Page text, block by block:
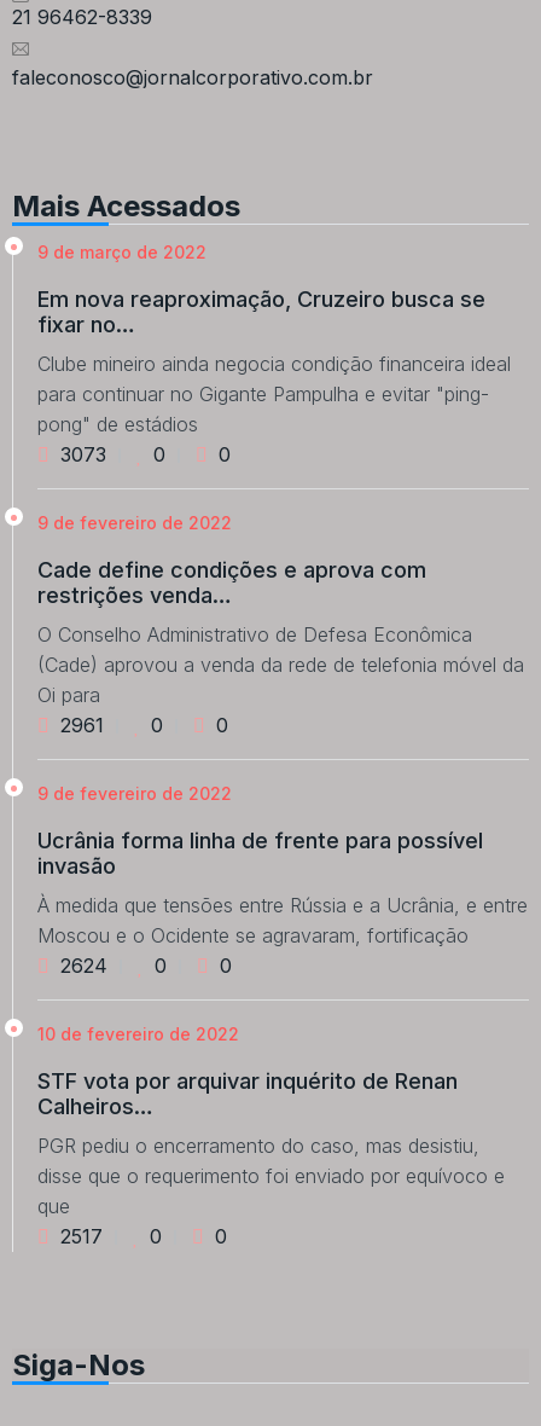
21 96462-8339
faleconosco@jornalcorporativo.com.br
Mais Acessados
9 de março de 2022
Em nova reaproximação, Cruzeiro busca se
fixar no…
Clube mineiro ainda negocia condição financeira ideal
para continuar no Gigante Pampulha e evitar "ping-
pong" de estádios
3073
0 0
9 de fevereiro de 2022
Cade define condições e aprova com
restrições venda…
O Conselho Administrativo de Defesa Econômica
(Cade) aprovou a venda da rede de telefonia móvel da
Oi para
2961
0 0
9 de fevereiro de 2022
Ucrânia forma linha de frente para possível
invasão
À medida que tensões entre Rússia e a Ucrânia, e entre
Moscou e o Ocidente se agravaram, fortificação
2624
0 0
10 de fevereiro de 2022
STF vota por arquivar inquérito de Renan
Calheiros…
PGR pediu o encerramento do caso, mas desistiu,
disse que o requerimento foi enviado por equívoco e
que
2517
0 0
Siga-Nos